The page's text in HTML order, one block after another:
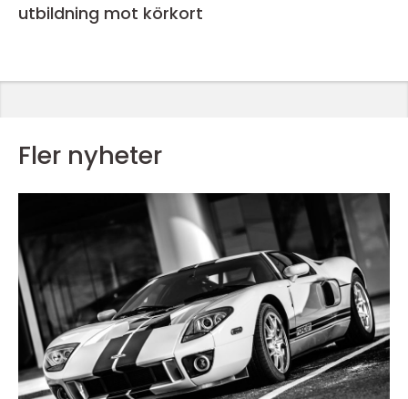
utbildning mot körkort
Fler nyheter